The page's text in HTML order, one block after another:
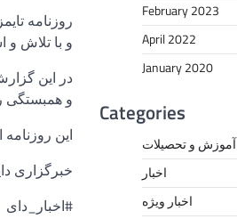
روزنامه
و با تلاش و
در این
و همبستگی
این
خبرگزاری
#اخبار_دای
February 2023
April 2022
January 2020
Categories
آموزش و تحصیلات
اخبار
اخبار ویژه